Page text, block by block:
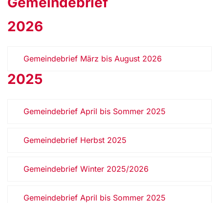
2026
Gemeindebrief März bis August 2026
2025
Gemeindebrief April bis Sommer 2025
Gemeindebrief Herbst 2025
Gemeindebrief Winter 2025/2026
Gemeindebrief April bis Sommer 2025